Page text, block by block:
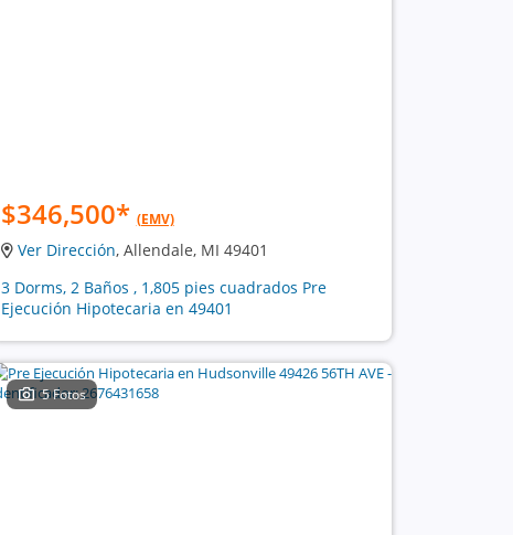
$346,500* (EMV)
Ver Dirección, Allendale, MI 49401
3 Dorms, 2 Baños , 1,805 pies cuadrados Pre
Ejecución Hipotecaria en 49401
5 Fotos